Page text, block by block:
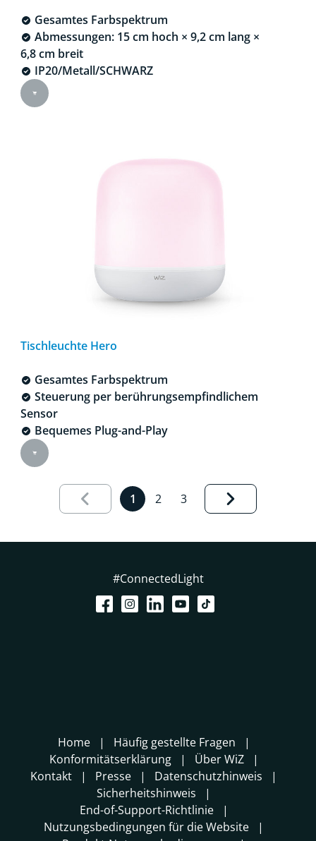
Gesamtes Farbspektrum
Abmessungen: 15 cm hoch × 9,2 cm lang ×
6,8 cm breit
IP20/Metall/SCHWARZ
Tischleuchte Hero
Gesamtes Farbspektrum
Steuerung per berührungsempfindlichem
Sensor
Bequemes Plug-and-Play
Results page 1 out of 3 loaded
1 2 3
#ConnectedLight
Home
Häufig gestellte Fragen
Konformitätserklärung
Über WiZ
Kontakt
Presse
Datenschutzhinweis
Sicherheitshinweis
End-of-Support-Richtlinie
Nutzungsbedingungen für die Website